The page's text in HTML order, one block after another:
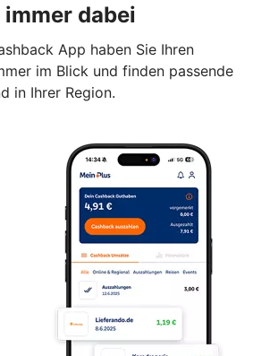
dabei
App haben Sie Ihren
im Blick und finden passende
in Ihrer Region.